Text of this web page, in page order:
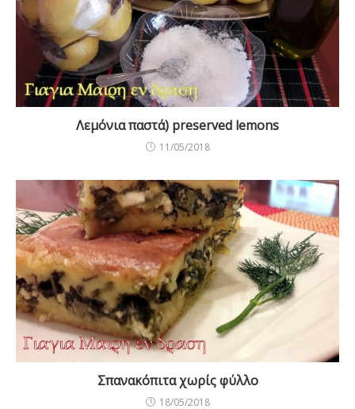
Λεμόνια παστά) preserved lemons
11/05/2018
Σπανακόπιτα χωρίς φύλλο
18/05/2018